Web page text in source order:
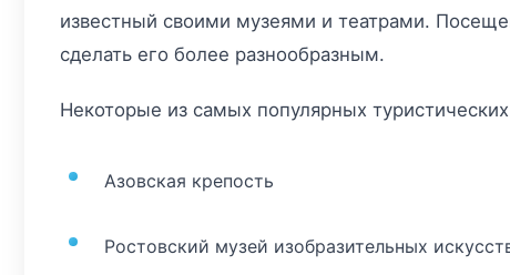
известный своими музеями и театрами.
сделать его более разнообразным.
Некоторые из самых популярных
Азовская крепость
Ростовский музей изобразительных